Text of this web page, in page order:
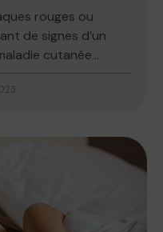
rouges ou
de signes d’un
cutanée...